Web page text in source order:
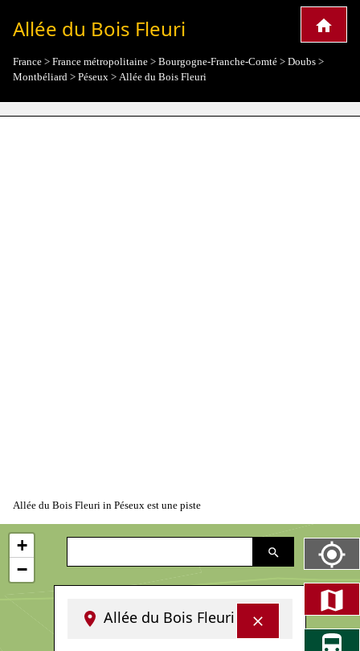
Allée du Bois Fleuri
France > France métropolitaine > Bourgogne-Franche-Comté > Doubs >
Montbéliard > Péseux > Allée du Bois Fleuri
Allée du Bois Fleuri in Péseux est une piste
Allée du Bois Fleuri
+
−